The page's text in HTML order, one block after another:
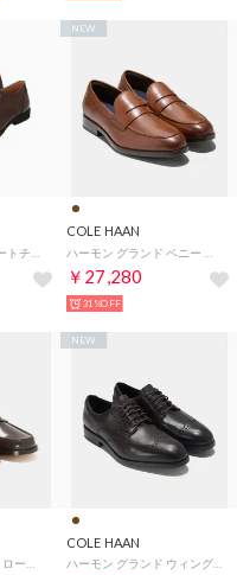
COLE HAAN
￥27,280
NEW
31%OFF
COLE HAAN
ハーモン グランド ウィングチップ オックスフォード mens. （CHダークチョコレート/ブラック ウォーターレジスタント）
NEW